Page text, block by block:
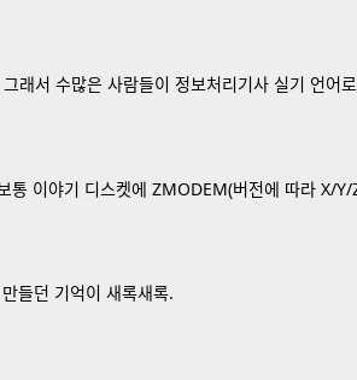
래서 수많은 사람들이 정보처리기사 실기 언어
통 이야기 디스켓에 ZMODEM(버전에 따라 X/
들던 기억이 새록새록.